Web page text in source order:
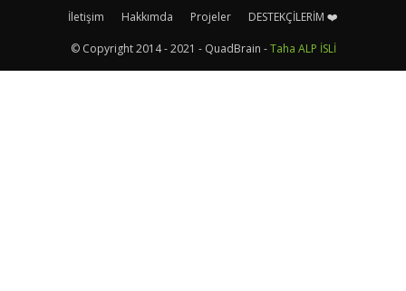
İletişim Hakkımda Projeler DESTEKÇİLERİM ❤️
© Copyright 2014 - 2021 - QuadBrain -Taha ALP İSLİ